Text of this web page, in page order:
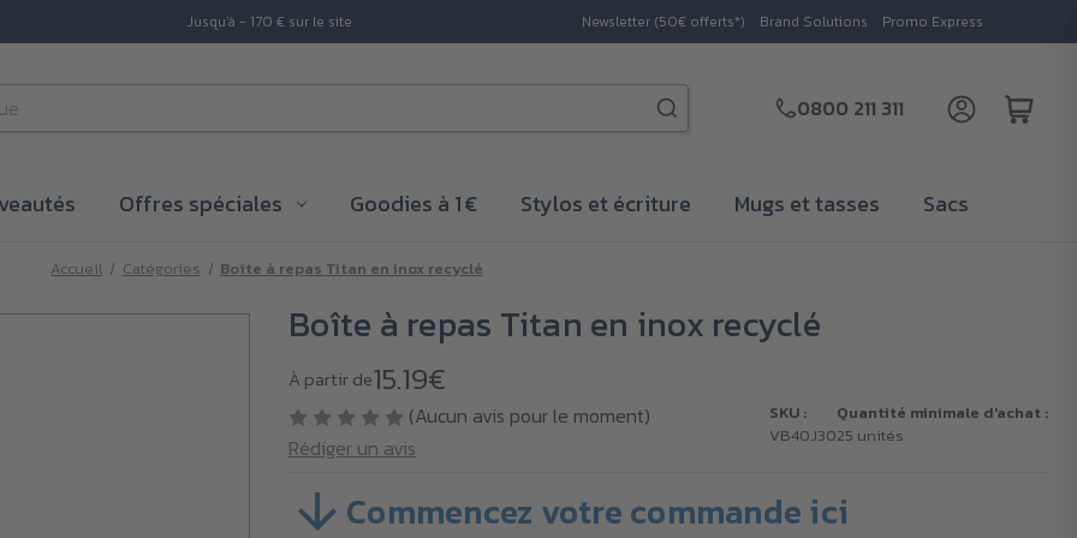
Jusqu'à - 170 € sur le site Newsletter (50€ offerts*) Brand Solutions Promo Express
0800 211 311
Offres spéciales Goodies à 1 € Stylos et écriture Mugs et tasses Sacs
Accueil Catégories Boîte à repas Titan en inox recyclé
Boîte à repas Titan en inox recyclé
À partir de15.19€
(Aucun avis pour le moment)
Rédiger un avis
SKU :
VB40J30
Quantité minimale d'achat :
25 unités
SKU :
VB40J30Commencez votre commande ici